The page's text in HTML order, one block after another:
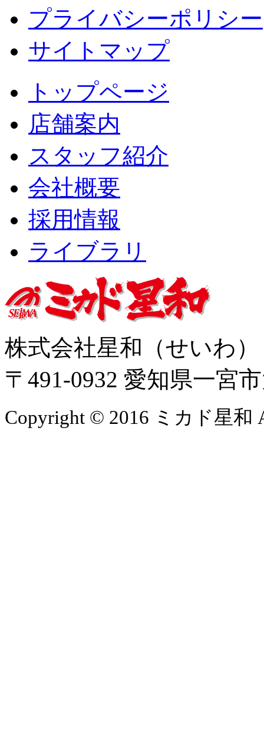
プライバシーポリシー
サイトマップ
トップページ
店舗案内
スタッフ紹介
会社概要
採用情報
ライブラリ
株式会社星和（せいわ
〒491-0932 愛知県一宮
Copyright © 2016 ミカド星和